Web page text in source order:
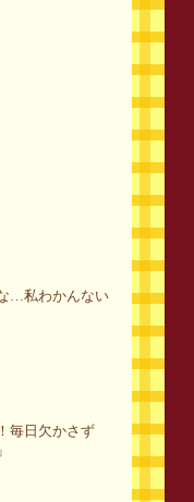
…私わかんない
毎日欠かさず